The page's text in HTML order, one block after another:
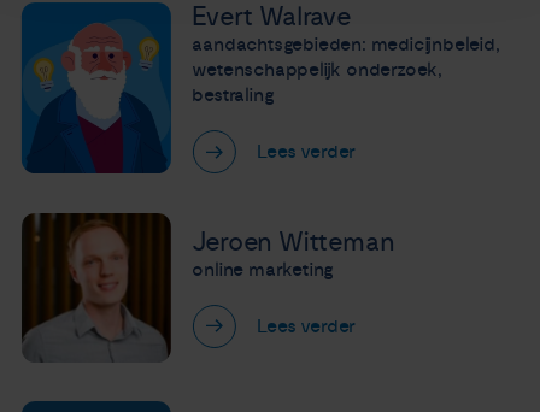
Evert Walrave
aandachtsgebieden: medicijnbeleid,
wetenschappelijk onderzoek,
bestraling
Lees verder
Jeroen Witteman
online marketing
Lees verder